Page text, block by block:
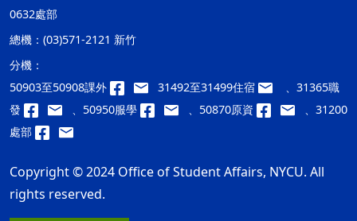
0632處部
總機： (03)571-2121 新竹
分機：
50903至50908課外
31492至31499住宿
、31365職
發
、50950服學 、50870原資
、31200
處部
Copyright © 2024 Office of Student Affairs, NYCU. All
rights reserved.